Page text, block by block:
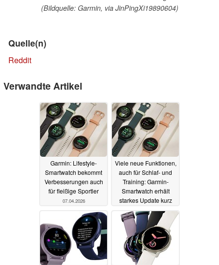
(Bildquelle: Garmin, via JinPingXi19890604)
Quelle(n)
Reddit
Verwandte Artikel
Garmin: Lifestyle-
Smartwatch bekommt
Verbesserungen auch
für fleißige Sportler
07.04.2026
Viele neue Funktionen,
auch für Schlaf- und
Training: Garmin-
Smartwatch erhält
starkes Update kurz
vor Weihnachten
23.12.2025